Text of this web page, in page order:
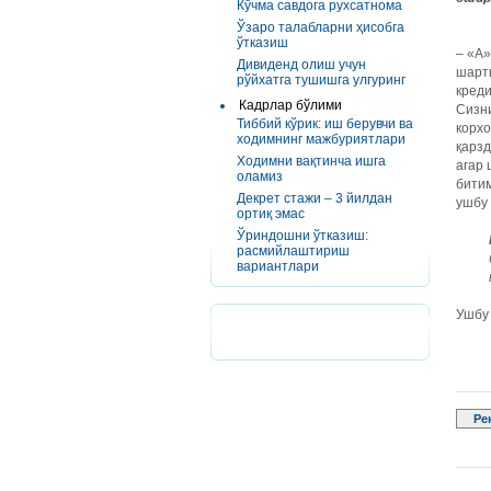
Кўчма савдога рухсатнома
Ўзаро талабларни ҳисобга
ўтказиш
Дивиденд олиш учун
рўйхатга тушишга улгуринг
Кадрлар бўлими
Тиббий кўрик: иш берувчи ва
ходимнинг мажбуриятлари
Ходимни вақтинча ишга
оламиз
Декрет стажи – 3 йилдан
ортиқ эмас
Ўриндошни ўтказиш:
расмийлаштириш
вариантлари
–
агар
ушбу
Ушбу